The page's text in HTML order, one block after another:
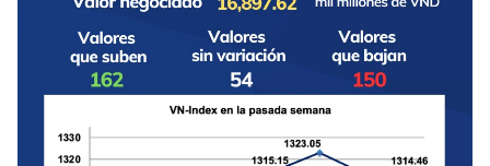
TIẾNG VIỆT
ENGLISH